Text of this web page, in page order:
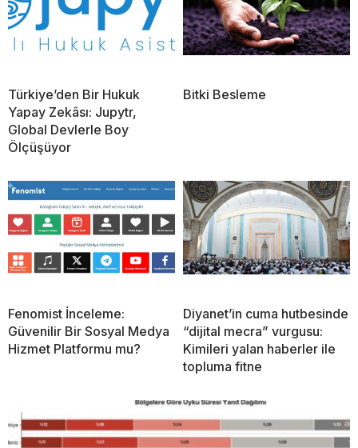
Türkiye’den Bir Hukuk
Yapay Zekâsı: Jupytr,
Global Devlerle Boy
Ölçüşüyor
Bitki Besleme
Fenomist İnceleme:
Güvenilir Bir Sosyal Medya
Hizmet Platformu mu?
Diyanet’in cuma hutbesinde
“dijital mecra” vurgusu:
Kimileri yalan haberler ile
topluma fitne